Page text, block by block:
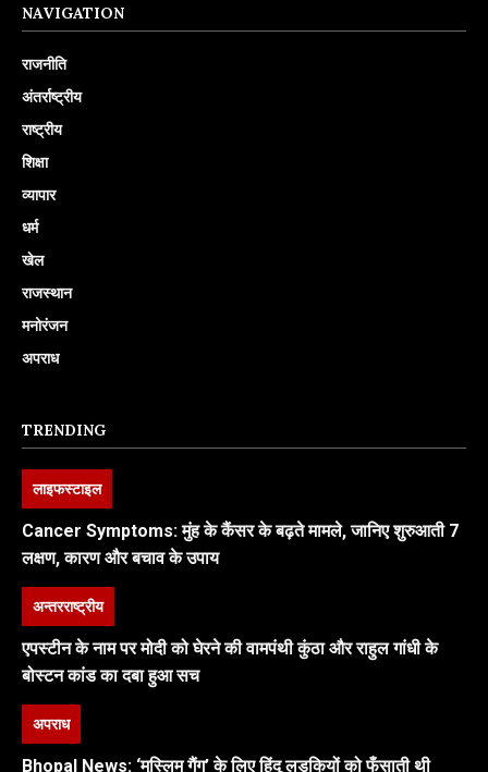
NAVIGATION
राजनीति
अंतर्राष्ट्रीय
राष्ट्रीय
शिक्षा
व्यापार
धर्म
खेल
राजस्थान
मनोरंजन
अपराध
TRENDING
लाइफस्टाइल
Cancer Symptoms: मुंह के कैंसर के बढ़ते मामले, जानिए शुरुआती 7
लक्षण, कारण और बचाव के उपाय
अन्तरराष्ट्रीय
एपस्टीन के नाम पर मोदी को घेरने की वामपंथी कुंठा और राहुल गांधी के
बोस्टन कांड का दबा हुआ सच
अपराध
Bhopal News: ‘मुस्लिम गैंग’ के लिए हिंदू लड़कियों को फँसाती थी